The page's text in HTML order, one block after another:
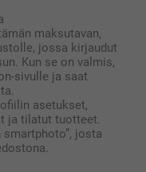
maksutavan,
jossa kirjaudut
Kun se on valmis,
sivulle ja saat
asetukset,
ja tilatut tuotteet.
josta